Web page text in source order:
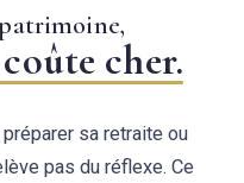
cher.
sa retraite ou
pas du réflexe. Ce